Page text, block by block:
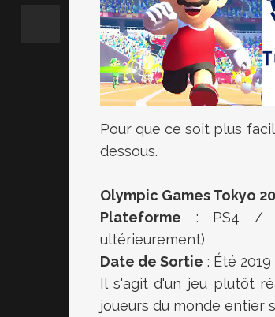
Pour que ce soit plus
dessous.
Olympic Games Tokyo
Plateforme : PS4 /
ultérieurement)
Date de Sortie : Été
Il s'agit d'un jeu plutôt
joueurs du monde entier